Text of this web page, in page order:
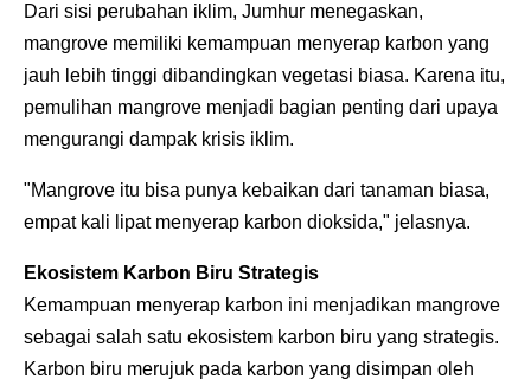
Dari sisi perubahan iklim, Jumhur menegaskan,
mangrove memiliki kemampuan menyerap karbon yang
jauh lebih tinggi dibandingkan vegetasi biasa. Karena itu,
pemulihan mangrove menjadi bagian penting dari upaya
mengurangi dampak krisis iklim.
"Mangrove itu bisa punya kebaikan dari tanaman biasa,
empat kali lipat menyerap karbon dioksida," jelasnya.
Ekosistem Karbon Biru Strategis
Kemampuan menyerap karbon ini menjadikan mangrove
sebagai salah satu ekosistem karbon biru yang strategis.
Karbon biru merujuk pada karbon yang disimpan oleh